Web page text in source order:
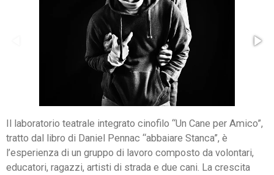
Il laboratorio teatrale integrato cinofilo “Un Cane per Amico”,
tratto dal libro di Daniel Pennac “abbaiare Stanca”, è
l’esperienza di un gruppo di lavoro composto da volontari,
educatori, ragazzi, artisti di strada e due cani. La crescita